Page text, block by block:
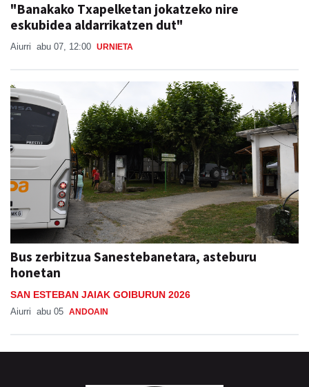
"Banakako Txapelketan jokatzeko nire
eskubidea aldarrikatzen dut"
Aiurri abu 07, 12:00 URNIETA
Bus zerbitzua Sanestebanetara, asteburu
honetan
SAN ESTEBAN JAIAK GOIBURUN 2026
Aiurri abu 05 ANDOAIN